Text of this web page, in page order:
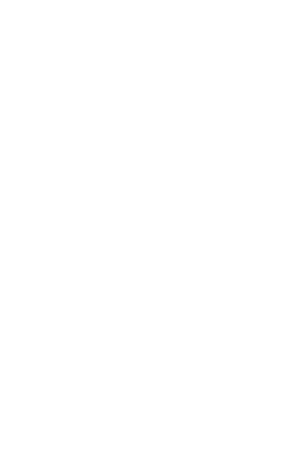
Odklanjanje priključevanja
Neenotni tehnični standardi v
Nedorečena lastnina na stari
Občina Ljutomer je dan po seji
d.o.o. o sklepu in prosila za
Pripravo novega elaborata,
sistem C tako tehnično
bo strošek za občanke in
Da se tako popravljen
Več pa v spodnjem videu, kjer si
Občinski svet Občine